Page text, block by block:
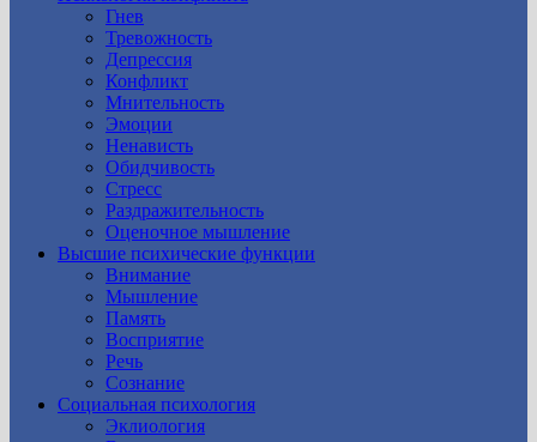
Гнев
Тревожность
Депрессия
Конфликт
Мнительность
Эмоции
Ненависть
Обидчивость
Стресс
Раздражительность
Оценочное мышление
Высшие психические функции
Внимание
Мышление
Память
Восприятие
Речь
Сознание
Социальная психология
Эклиология